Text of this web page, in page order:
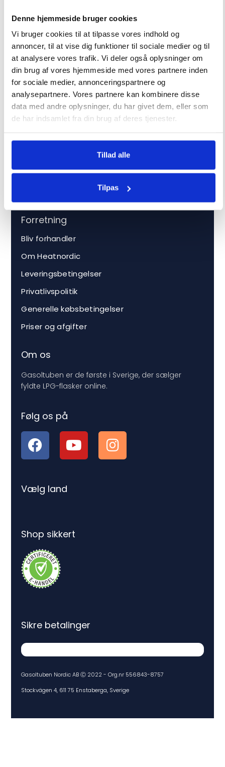
Denne hjemmeside bruger cookies
Vi bruger cookies til at tilpasse vores indhold og
annoncer, til at vise dig funktioner til sociale medier og til
at analysere vores trafik. Vi deler også oplysninger om
din brug af vores hjemmeside med vores partnere inden
for sociale medier, annonceringspartnere og
analysepartnere. Vores partnere kan kombinere disse
data med andre oplysninger, du har givet dem, eller som
de har indsamlet fra din brug af deres tjenester.
Tillad alle
Tilpas
Service
Sporgsmål og svar
info@heatnordic.dk
Åbningstider Kundeservice
Dagligt i hverdagene.
Forretning
Bliv forhandler
Om Heatnordic
Leveringsbetingelser
Privatlivspolitik
Generelle købsbetingelser
Priser og afgifter
Om os
Gasoltuben er de første i Sverige, der sælger
fyldte LPG-flasker online.
Følg os på
Vælg land
Shop sikkert
Gasoltuben Nordic AB Ⓒ 2022 - Org.nr 556843-8757
Stockvägen 4, 611 75 Enstaberga, Sverige
Sikre betalinger